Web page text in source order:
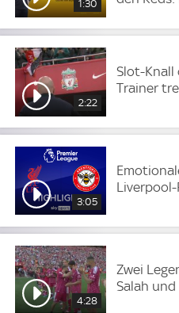
1:30
2:22
Slot-Knall
Trainer
3:05
Liverpool-
4:28
Zwei
Salah